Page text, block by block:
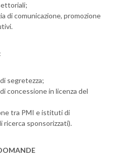
di comunicazione, promozione
segretezza;
concessione in licenza del
tra PMI e istituti di
ricerca sponsorizzati).